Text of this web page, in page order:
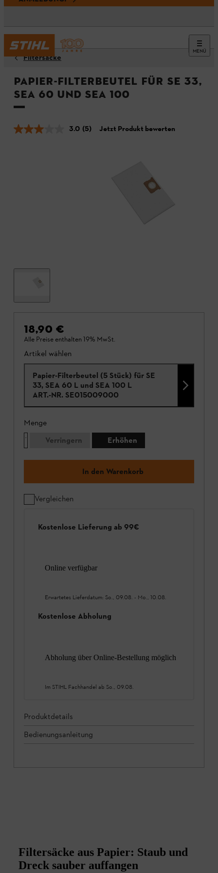
MENÜ
Filtersäcke
Papier-Filterbeutel für SE 33,
SEA 60 und SEA 100
3.0 (5) Jetzt Produkt bewerten
18,90 €
Alle Preise enthalten 19% MwSt.
Artikel wählen
Papier-Filterbeutel (5 Stück) für SE
33, SEA 60 L und SEA 100 L
ART.-NR. SE015009000
Menge
Verringern
Erhöhen
In den Warenkorb
Vergleichen
Kostenlose Lieferung ab 99€
Online verfügbar
Erwartetes Lieferdatum: So., 09.08. - Mo., 10.08.
Kostenlose Abholung
Abholung über Online-Bestellung möglich
Im STIHL Fachhandel ab So., 09.08.
Produktdetails
Bedienungsanleitung
Filtersäcke aus Papier: Staub und
Dreck sauber auffangen